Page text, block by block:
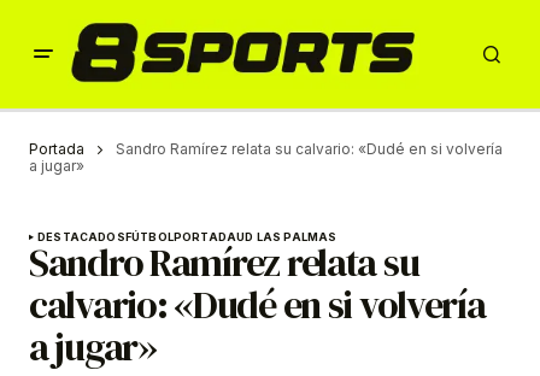
Portada
Sandro Ramírez relata su calvario: «Dudé en si volvería
a jugar»
DESTACADOSFÚTBOLPORTADAUD LAS PALMAS
Sandro Ramírez relata su
calvario: «Dudé en si volvería
a jugar»